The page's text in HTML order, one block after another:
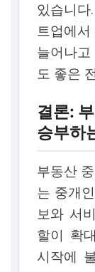
있습니
트업에
늘어나
도 좋은
결론:
승부하
부동산
는 중개
보와 서
할이 확
시작에